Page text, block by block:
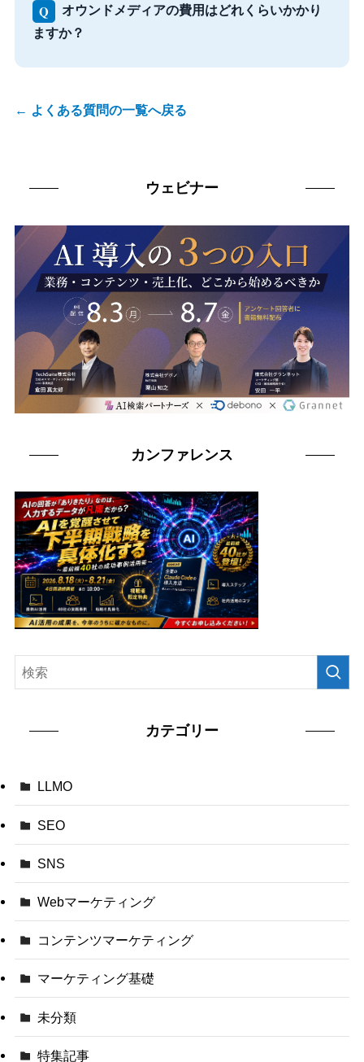
Q
オウンドメディアの費用はどれくらいかかり
ますか？
← よくある質問の一覧へ戻る
ウェビナー
カンファレンス
カテゴリー
LLMO
SEO
SNS
Webマーケティング
コンテンツマーケティング
マーケティング基礎
未分類
特集記事